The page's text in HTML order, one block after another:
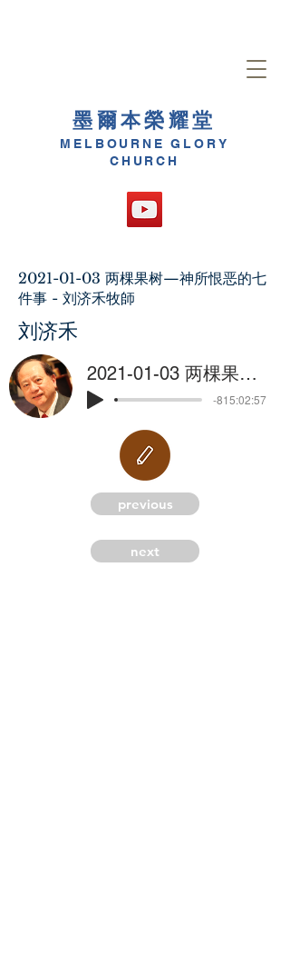
墨爾本榮耀堂
MELBOURNE GLORY
CHURCH
M
G
2021-01-03 两棵果树—神所恨恶的七
件事 - 刘济禾牧師
刘济禾
2021-01-03 两棵果树—神所恨恶的七件事 - 刘济禾牧師
-815:02:57
previous
next